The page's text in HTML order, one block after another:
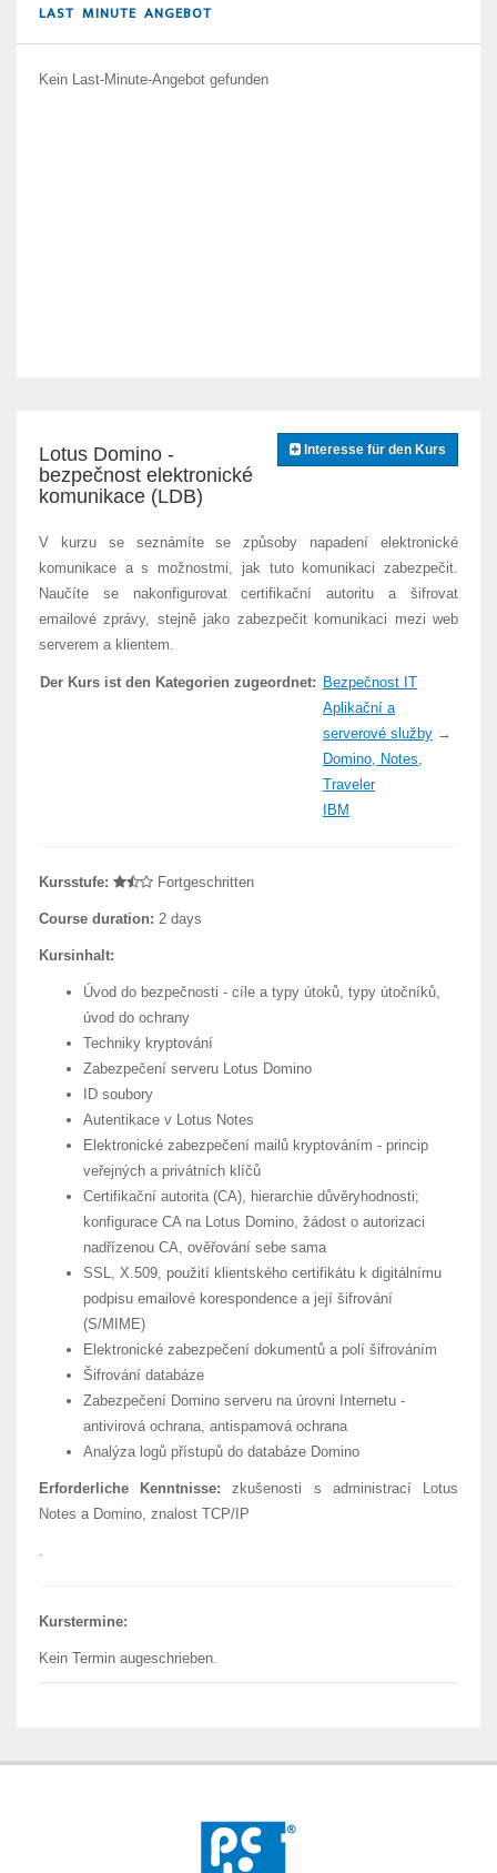
LAST MINUTE ANGEBOT
Kein Last-Minute-Angebot gefunden
Interesse für den Kurs
Lotus Domino -
bezpečnost elektronické
komunikace (LDB)
V kurzu se seznámíte se způsoby napadení elektronické
komunikace a s možnostmi, jak tuto komunikaci zabezpečit.
Naučíte se nakonfigurovat certifikační autoritu a šifrovat
emailové zprávy, stejně jako zabezpečit komunikaci mezi web
serverem a klientem.
Der Kurs ist den Kategorien zugeordnet: Bezpečnost IT
Aplikační a
serverové služby →
Domino, Notes,
Traveler
IBM
Kursstufe: Fortgeschritten
Course duration: 2 days
Kursinhalt:
Úvod do bezpečnosti - cíle a typy útoků, typy útočníků,
úvod do ochrany
Techniky kryptování
Zabezpečení serveru Lotus Domino
ID soubory
Autentikace v Lotus Notes
Elektronické zabezpečení mailů kryptováním - princip
veřejných a privátních klíčů
Certifikační autorita (CA), hierarchie důvěryhodnosti;
konfigurace CA na Lotus Domino, žádost o autorizaci
nadřízenou CA, ověřování sebe sama
SSL, X.509, použití klientského certifikátu k digitálnímu
podpisu emailové korespondence a její šifrování
(S/MIME)
Elektronické zabezpečení dokumentů a polí šifrováním
Šifrování databáze
Zabezpečení Domino serveru na úrovni Internetu -
antivirová ochrana, antispamová ochrana
Analýza logů přístupů do databáze Domino
Erforderliche Kenntnisse: zkušenosti s administrací Lotus
Notes a Domino, znalost TCP/IP
.
Kurstermine:
Kein Termin augeschrieben.